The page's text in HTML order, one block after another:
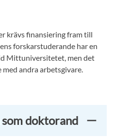
krävs finansiering fram till
forskarstuderande har en
Mittuniversitetet, men det
andra arbetsgivare.
doktorand